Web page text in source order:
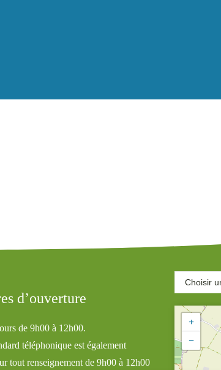
d’ouverture
de 9h00 à 12h00.
téléphonique est également
tout renseignement de 9h00 à 12h00
+
−